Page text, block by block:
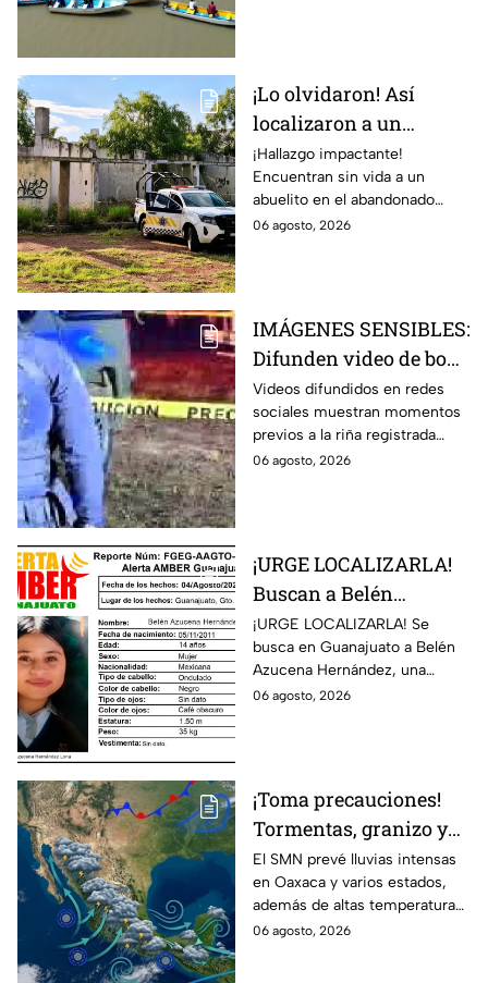
¡Lo olvidaron! Así
localizaron a un
abuelito S1N V1DA que
se refugiaba en este
mercado abandonado
de Salamanca
¡Hallazgo impactante!
Encuentran sin vida a un
abuelito en el abandonado
Mercado del Sol de Salamanca.
06 agosto, 2026
IMÁGENES SENSIBLES:
Difunden video de boda
en Guanajuato
MOMENTOS ANTES de
r1ña que dejó un
MU3RTO: Así comenzó
Videos difundidos en redes
sociales muestran momentos
previos a la riña registrada
durante una boda en Las
06 agosto, 2026
¡URGE LOCALIZARLA!
Buscan a Belén
Azucena Hernández,
menor de 14 años
desaparecida en
Guanajuato; DIFUNDEN
¡URGE LOCALIZARLA! Se
busca en Guanajuato a Belén
Azucena Hernández, una
adolescente de 14 años
06 agosto, 2026
¡Toma precauciones!
Tormentas, granizo y
calor extremo de hasta
45 °C marcarán el
clima este jueves 6 de
agosto
El SMN prevé lluvias intensas
en Oaxaca y varios estados,
además de altas temperaturas.
Consulta cómo afectará el
06 agosto, 2026